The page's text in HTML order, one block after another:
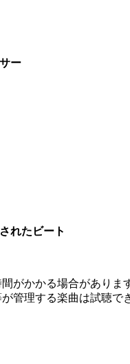
ー
れたビート
がかかる場合がありま
管理する楽曲は試聴で